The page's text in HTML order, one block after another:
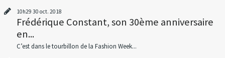
10h29 30 oct. 2018
Frédérique Constant, son 30ème anniversaire
en...
C’est dans le tourbillon de la Fashion Week...